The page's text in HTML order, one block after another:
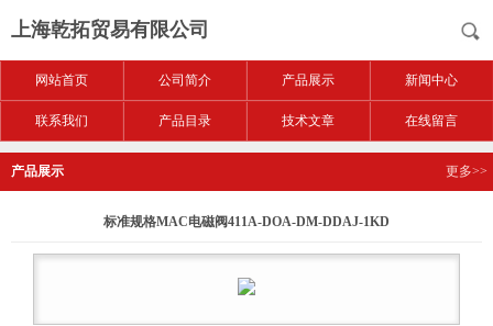
上海乾拓贸易有限公司
网站首页 公司简介 产品展示 新闻中心
联系我们 产品目录 技术文章 在线留言
产品展示 更多>>
标准规格MAC电磁阀411A-DOA-DM-DDAJ-1KD